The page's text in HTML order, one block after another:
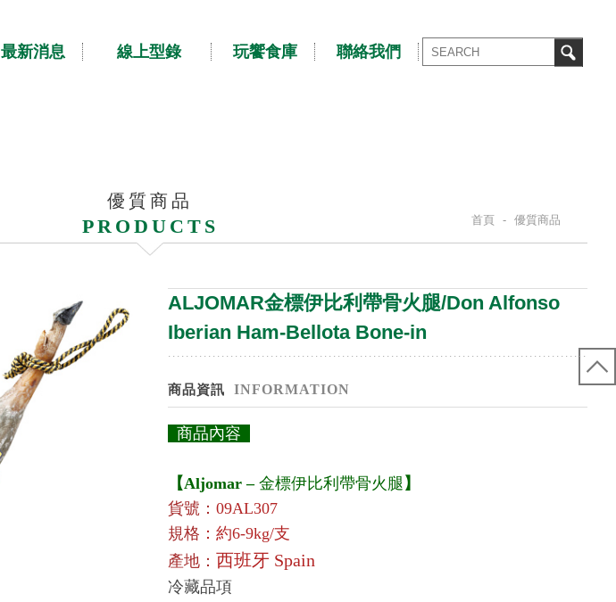
最新消息 線上型錄 玩饗食庫 聯絡我們
優質商品
PRODUCTS 首頁 - 優質商品
ALJOMAR金標伊比利帶骨火腿/Don Alfonso
Iberian Ham-Bellota Bone-in
商品資訊 INFORMATION
商品內容
【Aljomar– 金標伊比利帶骨火腿 】
貨號： 09AL307
規格 ：約6-9kg/支
產地： 西班牙 Spain
冷藏品項